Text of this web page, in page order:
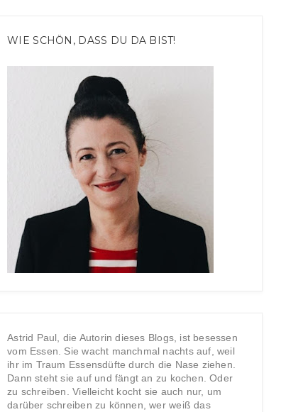
WIE SCHÖN, DASS DU DA BIST!
Astrid Paul, die Autorin dieses Blogs, ist besessen
vom Essen. Sie wacht manchmal nachts auf, weil
ihr im Traum Essensdüfte durch die Nase ziehen.
Dann steht sie auf und fängt an zu kochen. Oder
zu schreiben. Vielleicht kocht sie auch nur, um
darüber schreiben zu können, wer weiß das